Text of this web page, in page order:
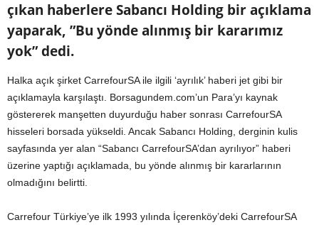
çıkan haberlere Sabancı Holding bir açıklama
yaparak, ”Bu yönde alınmış bir kararımız
yok” dedi.
Halka açık şirket CarrefourSA ile ilgili ‘ayrılık’ haberi jet gibi bir
açıklamayla karşılaştı. Borsagundem.com’un Para’yı kaynak
göstererek manşetten duyurduğu haber sonrası CarrefourSA
hisseleri borsada yükseldi. Ancak Sabancı Holding, derginin kulis
sayfasında yer alan “Sabancı CarrefourSA’dan ayrılıyor” haberi
üzerine yaptığı açıklamada, bu yönde alınmış bir kararlarının
olmadığını belirtti.
Carrefour Türkiye’ye ilk 1993 yılında İçerenköy’deki CarrefourSA